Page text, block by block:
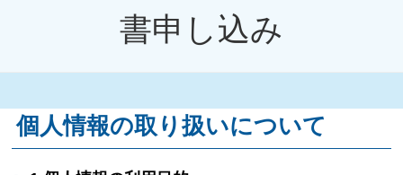
書申し込み
個人情報の取り扱いについて